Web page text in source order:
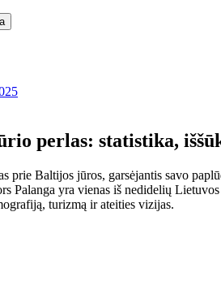
perlas: statistika,
prie Baltijos jūros, garsėjantis savo
Palanga yra vienas iš nedidelių
turizmą ir ateities vizijas.